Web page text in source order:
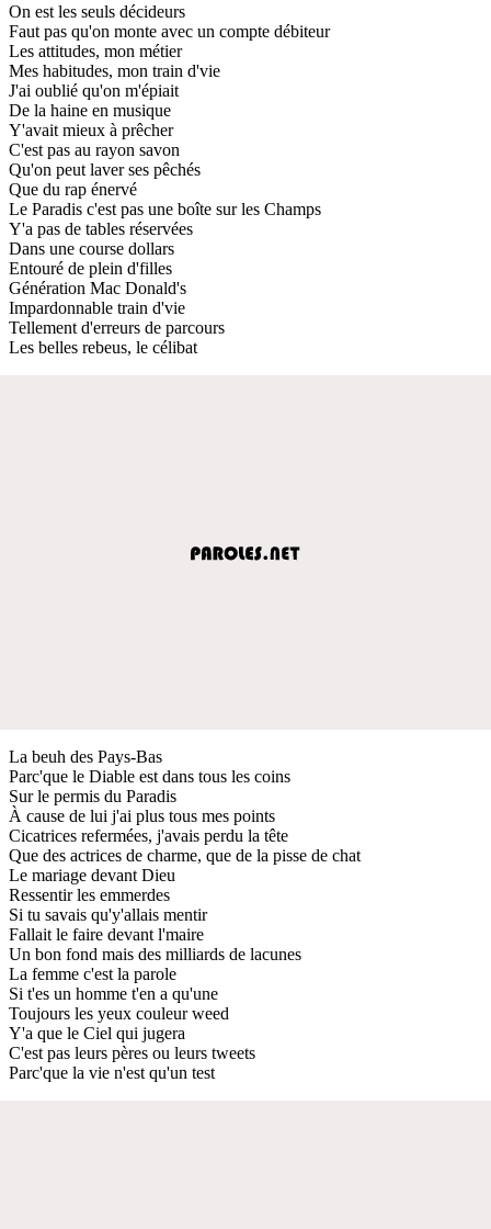
On est les seuls décideurs
Faut pas qu'on monte avec un compte débiteur
Les attitudes, mon métier
Mes habitudes, mon train d'vie
J'ai oublié qu'on m'épiait
De la haine en musique
Y'avait mieux à prêcher
C'est pas au rayon savon
Qu'on peut laver ses pêchés
Que du rap énervé
Le Paradis c'est pas une boîte sur les Champs
Y'a pas de tables réservées
Dans une course dollars
Entouré de plein d'filles
Génération Mac Donald's
Impardonnable train d'vie
Tellement d'erreurs de parcours
Les belles rebeus, le célibat
La beuh des Pays-Bas
Parc'que le Diable est dans tous les coins
Sur le permis du Paradis
À cause de lui j'ai plus tous mes points
Cicatrices refermées, j'avais perdu la tête
Que des actrices de charme, que de la pisse de chat
Le mariage devant Dieu
Ressentir les emmerdes
Si tu savais qu'y'allais mentir
Fallait le faire devant l'maire
Un bon fond mais des milliards de lacunes
La femme c'est la parole
Si t'es un homme t'en a qu'une
Toujours les yeux couleur weed
Y'a que le Ciel qui jugera
C'est pas leurs pères ou leurs tweets
Parc'que la vie n'est qu'un test